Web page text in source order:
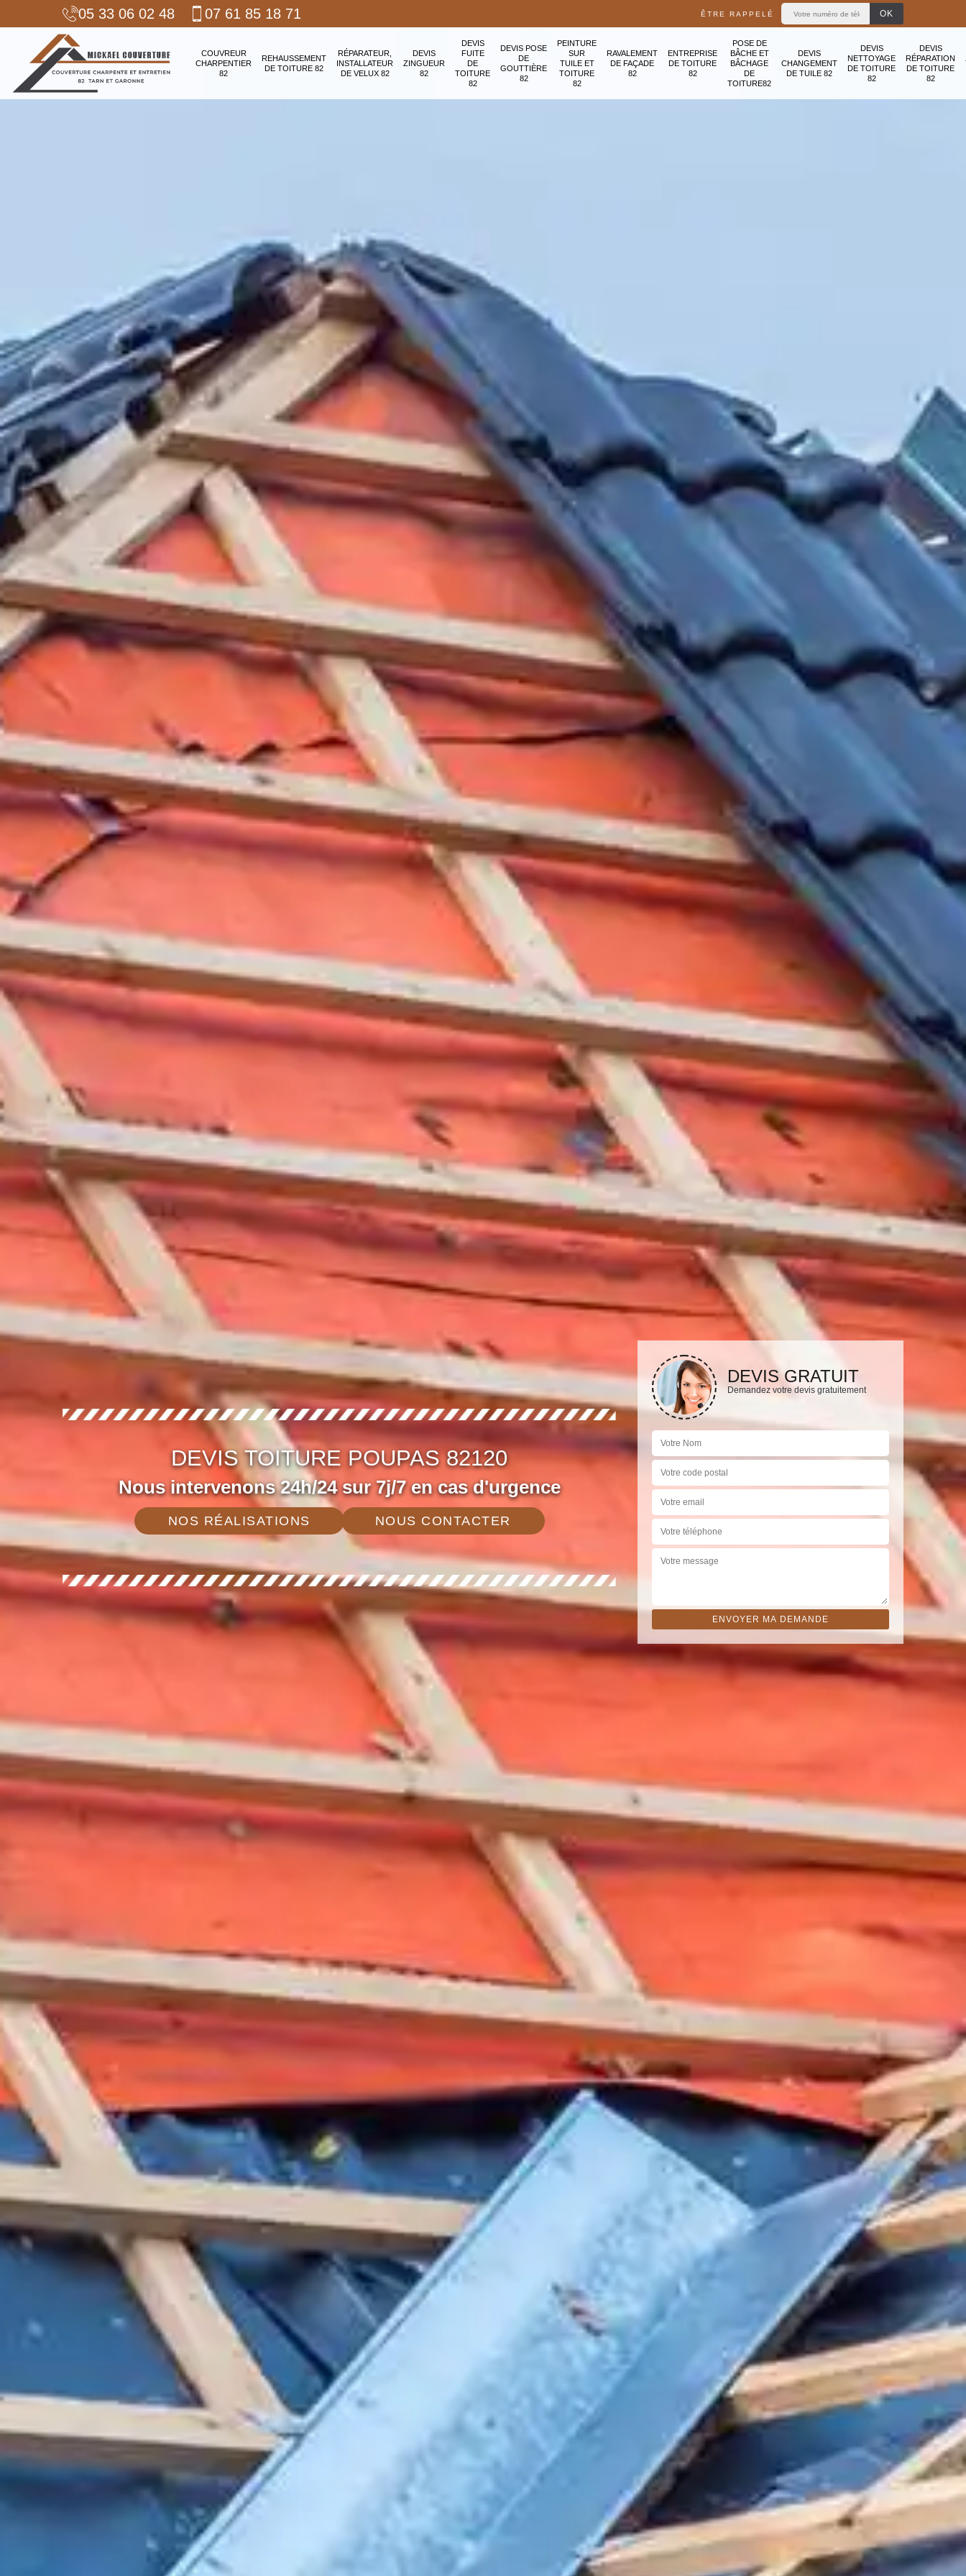
05 33 06 02 48 07 61 85 18 71 ÊTRE RAPPELÉ
COUVREUR
CHARPENTIER
82
REHAUSSEMENT
DE TOITURE 82
RÉPARATEUR,
INSTALLATEUR
DE VELUX 82
DEVIS
ZINGUEUR
82
DEVIS
FUITE
DE
TOITURE
82
DEVIS POSE
DE
GOUTTIÈRE
82
PEINTURE
SUR
TUILE ET
TOITURE
82
RAVALEMENT
DE FAÇADE
82
ENTREPRISE
DE TOITURE
82
POSE DE
BÂCHE ET
BÂCHAGE
DE
TOITURE82
DEVIS
CHANGEMENT
DE TUILE 82
DEVIS
NETTOYAGE
DE TOITURE
82
DEVIS
RÉPARATION
DE TOITURE
82
DEVIS TOITURE POUPAS 82120
Nous intervenons 24h/24 sur 7j/7 en cas d'urgence
NOS RÉALISATIONS NOUS CONTACTER
DEVIS GRATUIT
Demandez votre devis gratuitement